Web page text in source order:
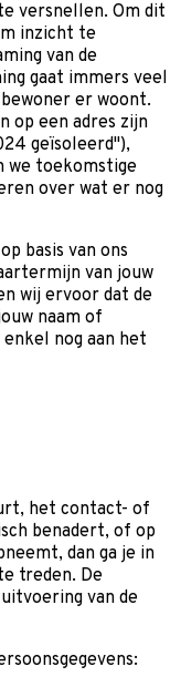
versnellen. Om dit
inzicht te
van de
gaat immers veel
er woont.
op een adres zijn
geïsoleerd"),
we toekomstige
over wat er nog
basis van ons
van jouw
wij ervoor dat de
naam of
nog aan het
het contact- of
benadert, of op
dan ga je in
treden. De
van de